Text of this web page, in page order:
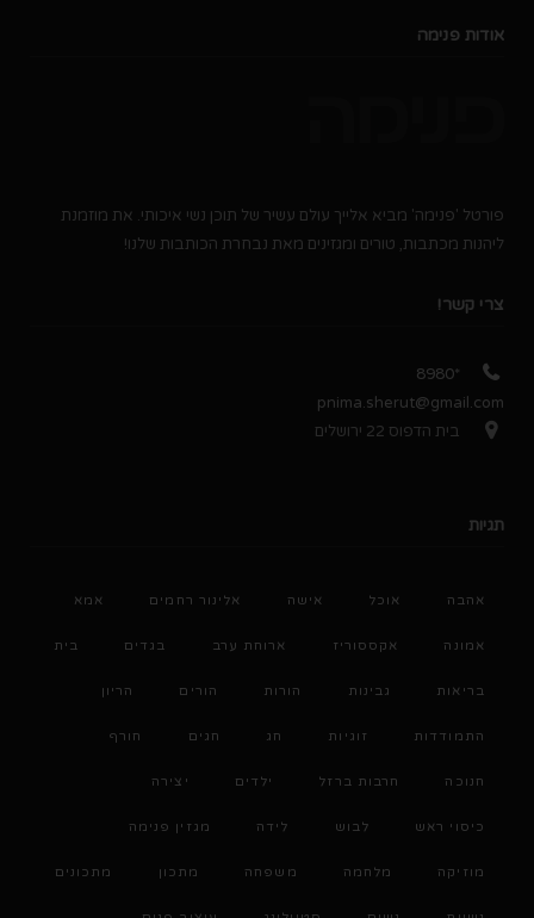
אודות פנימה
פורטל 'פנימה' מביא אלייך עולם עשיר של תוכן נשי איכותי. את מוזמנת
ליהנות מכתבות, טורים ומגזינים מאת נבחרת הכותבות שלנו!
צרי קשר!
*8980
pnima.sherut@gmail.com
בית הדפוס 22 ירושלים
תגיות
אהבה אוכל אישה אלינור רחמים אמא
אמונה אקססוריז ארוחת ערב בגדים בית
בריאות גבינות הורות הורים הריון
התמודדות זוגיות חג חגים חורף
חנוכה חרבות ברזל ילדים יצירה
כיסוי ראש לבוש לידה מגזין פנימה
מוזיקה מלחמה משפחה מתכון מתכונים